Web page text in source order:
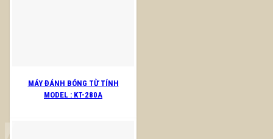
MÁY ĐÁNH BÓNG TỪ TÍNH
MODEL : KT-280A